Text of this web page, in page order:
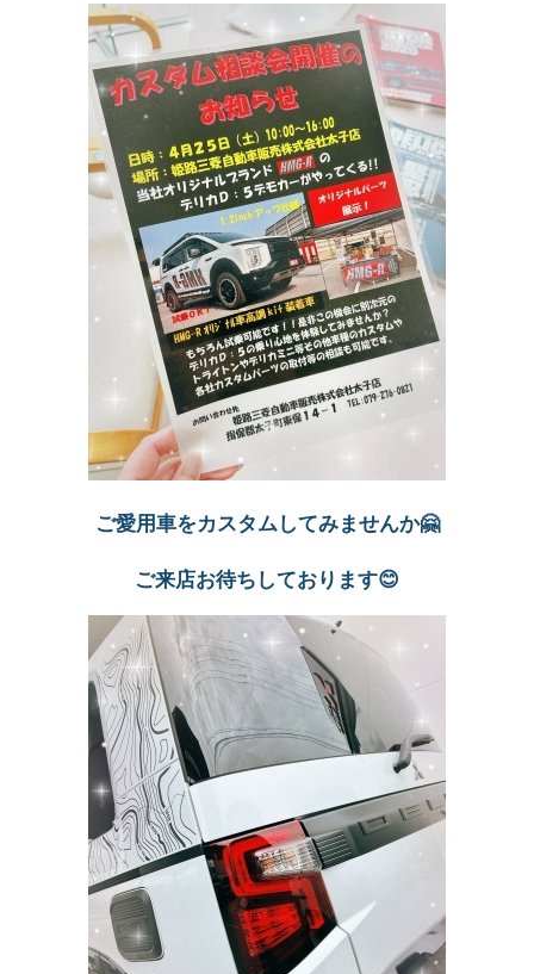
ご愛用車をカスタムしてみませんか🤗
ご来店お待ちしております😊